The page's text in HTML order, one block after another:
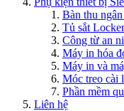
Bàn thu
Tủ sắt Locker
Công từ an
Máy in hóa
Máy in và
Móc treo cài
Phần mềm
Liên hệ